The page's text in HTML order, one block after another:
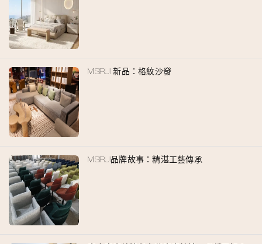
MISIRUI 新品：格紋沙發
MISIRUI品牌故事：精湛工藝傳承